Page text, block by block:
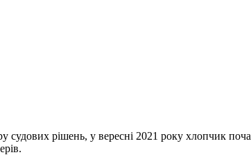
судових рішень, у вересні 2021 року хлопчик